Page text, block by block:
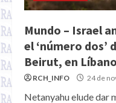
Mundo – Israel
el ‘número dos’
Beirut, en Líbano
RCH_INFO 24 de
Netanyahu elude dar